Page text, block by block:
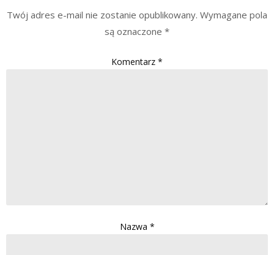
Twój adres e-mail nie zostanie opublikowany. Wymagane pola
są oznaczone *
Komentarz *
Nazwa *